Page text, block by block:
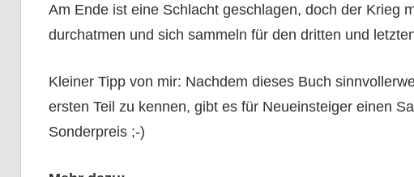
Am Ende ist eine Schlacht geschlagen, doch der Krieg
durchatmen und sich sammeln für den dritten und
Kleiner Tipp von mir: Nachdem dieses Buch
ersten Teil zu kennen, gibt es für Neueinsteiger einen
Sonderpreis ;-)